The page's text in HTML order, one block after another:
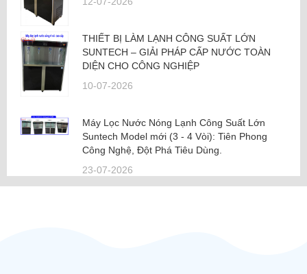
THIẾT BỊ LÀM LẠNH CÔNG SUẤT LỚN
SUNTECH – GIẢI PHÁP CẤP NƯỚC TOÀN
DIỆN CHO CÔNG NGHIỆP
10-07-2026
Máy Lọc Nước Nóng Lạnh Công Suất Lớn
Suntech Model mới (3 - 4 Vòi): Tiên Phong
Công Nghệ, Đột Phá Tiêu Dùng.
23-07-2026